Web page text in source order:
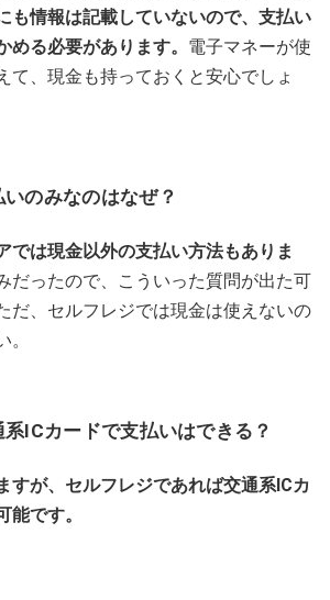
も情報は記載していないので、支払い
める必要があります。 電子マネーが使
て、現金も持っておくと安心でしょ
のみなのはなぜ？
では現金以外の支払い方法もありま
だったので、こういった質問が出た可
だ、セルフレジでは現金は使えないの
ICカードで支払いはできる？
すが、セルフレジであれば交通系ICカ
能です。